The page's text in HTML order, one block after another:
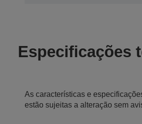
Especificações
As características e
estão sujeitas a alteração sem